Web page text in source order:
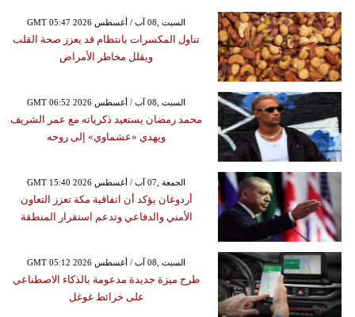
GMT 05:47 2026 السبت ,08 آب / أغسطس
تناول المكسرات بانتظام قد يعزز صحة القلب
ويقلل مخاطر الأمراض
GMT 06:52 2026 السبت ,08 آب / أغسطس
محمد رمضان يستعيد ذكرياته مع عمر الشريف
ويهدي «عشماوي» إلى روحه
GMT 15:40 2026 الجمعة ,07 آب / أغسطس
أردوغان يؤكد أن اتفاقية مكة تعزز التعاون
الأمني والدفاعي وتدعم استقرار المنطقة
GMT 05:12 2026 السبت ,08 آب / أغسطس
طرح ميزة جديدة مدعومة بالذكاء الاصطناعي
على خرائط غوغل